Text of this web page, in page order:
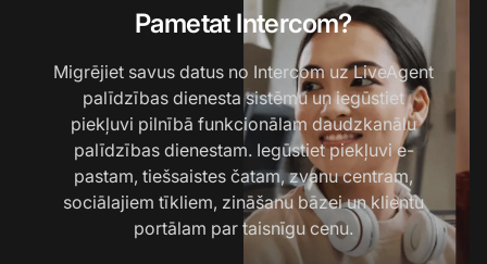
Pametat Intercom?
Migrējiet savus datus no Intercom uz LiveAgent
palīdzības dienesta sistēmu un iegūstiet
piekļuvi pilnībā funkcionālam daudzkanālu
palīdzības dienestam. Iegūstiet piekļuvi e-
pastam, tiešsaistes čatam, zvanu centram,
sociālajiem tīkliem, zināšanu bāzei un klientu
portālam par taisnīgu cenu.